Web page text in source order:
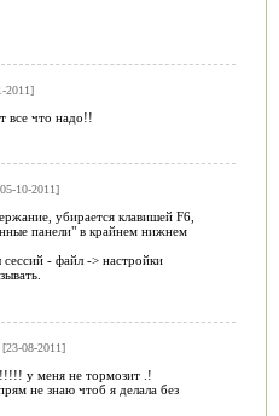
2011]
все что надо!!
10-2011]
убирается клавишей F6,
панели" в крайнем нижнем
- файл -> настройки
08-2011]
у меня не тормозит .!
не знаю чтоб я делала без